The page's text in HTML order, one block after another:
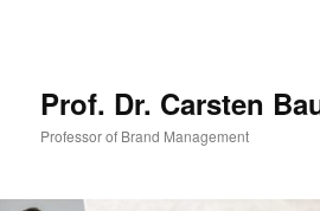
Prof. Dr. Carsten
Professor of Brand Management